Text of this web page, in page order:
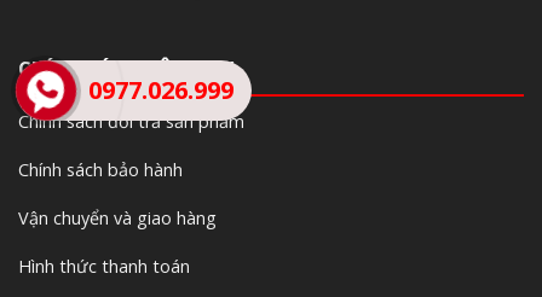
CHÍNH SÁCH CÔNG TY
Chính sách đổi trả sản phẩm
Chính sách bảo hành
Vận chuyển và giao hàng
Hình thức thanh toán
0977.026.999